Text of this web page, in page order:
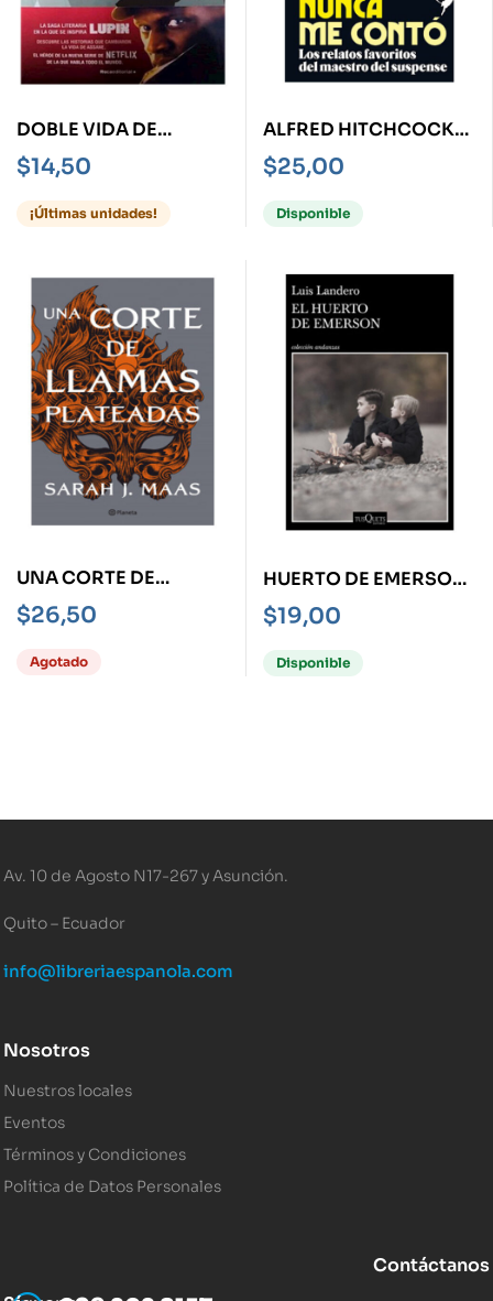
DOBLE VIDA DE
ARSENE LUPIN, LA
$14,50
¡Últimas unidades!
ALFRED HITCHCOCK
PRESENTA: CUENTOS
QUE MI MADRE NUNCA
ME CONTO-
$25,00
Disponible
UNA CORTE DE
LLAMAS PLATEADAS
$26,50
Agotado
HUERTO DE EMERSON,
EL
$19,00
Disponible
Av. 10 de Agosto N17-267 y Asunción.
Quito – Ecuador
info@libreriaespanola.com
Nosotros
Nuestros locales
Eventos
Términos y Condiciones
Política de Datos Personales
Contáctanos